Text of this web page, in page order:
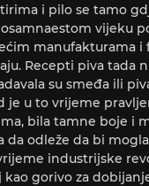
i pilo se tamo
vijeku
manufakturama i
Recepti piva tada
su smeđa ili
je u to vrijeme
bila tamne boje i
da odleže da bi
industrijske
gorivo za